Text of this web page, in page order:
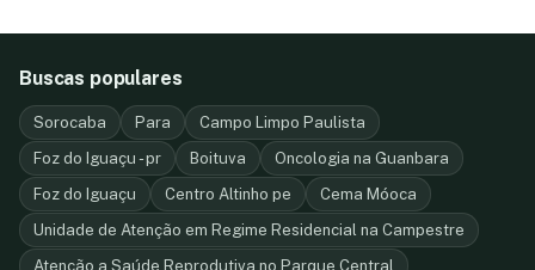
Buscas populares
Sorocaba Para
Campo Limpo Paulista
Foz do Iguaçu - pr
Boituva
Oncologia na Guanbara
Foz do Iguaçu
Centro Altinho pe
Cema Móoca
Unidade de Atenção em Regime Residencial na Campestre
Atenção a Saúde Reprodutiva no Parque Central